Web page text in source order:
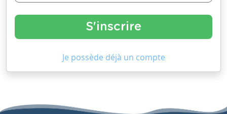
Je possède déjà un compte